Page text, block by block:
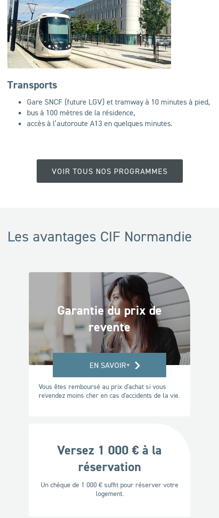
Transports
Gare SNCF (future LGV) et tramway à 10 minutes à pied,
bus à 100 mètres de la résidence,
accès à l’autoroute A13 en quelques minutes.
VOIR TOUS NOS PROGRAMMES
Les avantages CIF Normandie
Garantie du prix de
revente
EN SAVOIR+
Vous êtes remboursé au prix d'achat si vous
revendez moins cher en cas d'accidents de la vie.
Versez 1 000 € à la
réservation
Un chèque de 1 000 € suffit pour réserver votre
logement.